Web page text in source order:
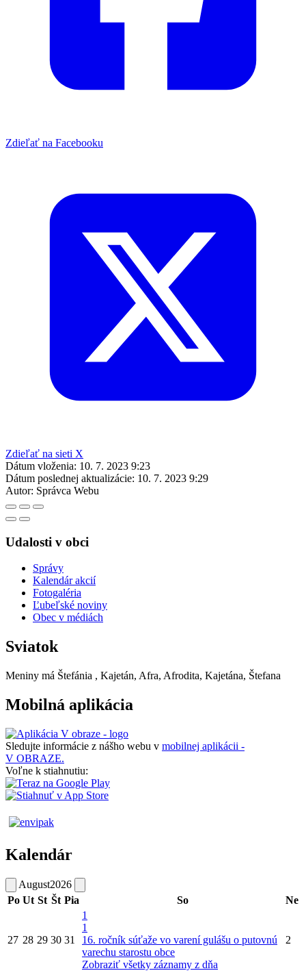
Zdieľať na Facebooku
Zdieľať na sieti X
Dátum vloženia: 10. 7. 2023 9:23
Dátum poslednej aktualizácie: 10. 7. 2023 9:29
Autor: Správca Webu
Udalosti v obci
Správy
Kalendár akcií
Fotogaléria
Ľubeľské noviny
Obec v médiách
Sviatok
Meniny má Štefánia , Kajetán, Afra, Afrodita, Kajetána, Štefana
Mobilná aplikácia
Sledujte informácie z nášho webu v mobilnej aplikácii -
V OBRAZE.
Voľne k stiahnutiu:
Kalendár
August2026
Po Ut St Št Pia So Ne
27 28 29 30 31
1
1
16. ročník súťaže vo varení gulášu o putovnú
varechu starostu obce
Zobraziť všetky záznamy z dňa
2